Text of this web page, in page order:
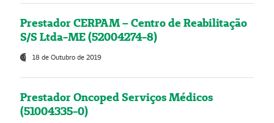
Prestador CERPAM – Centro de Reabilitação
S/S Ltda-ME (52004274-8)
18 de Outubro de 2019
Prestador Oncoped Serviços Médicos
(51004335-0)